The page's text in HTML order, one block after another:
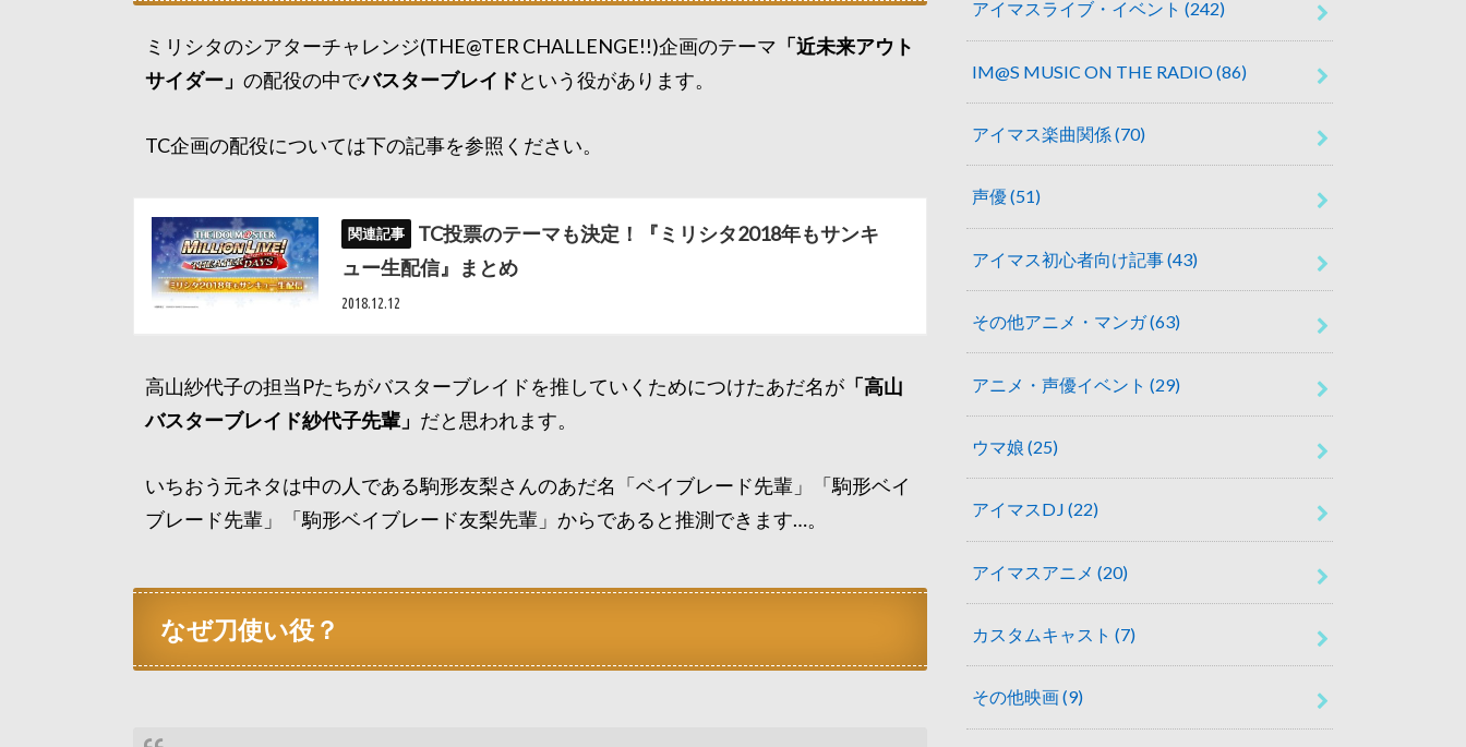
ミリシタのシアターチャレンジ(THE@TER CHALLENGE!!)企画のテーマ 「近未来アウト
サイダー」 の配役の中でバスターブレイドという役があります。
TC企画の配役については下の記事を参照ください。
TC投票のテーマも決定！『ミリシタ2018年もサンキ
ュー生配信』まとめ
2018.12.12
高山紗代子の担当Pたちがバスターブレイドを推していくためにつけたあだ名が「高山
バスターブレイド紗代子先輩」 だと思われます。
いちおう元ネタは中の人である駒形友梨さんのあだ名「ベイブレード先輩」「駒形ベイ
ブレード先輩」「駒形ベイブレード友梨先輩」からであると推測できます…。
なぜ刀使い役？
アイマスライブ・イベント (242)
IM@S MUSIC ON THE RADIO(86)
アイマス楽曲関係(70)
声優(51)
アイマス初心者向け記事(43)
その他アニメ・マンガ(63)
アニメ・声優イベント (29)
ウマ娘 (25)
アイマスDJ (22)
アイマスアニメ (20)
カスタムキャスト (7)
その他映画(9)